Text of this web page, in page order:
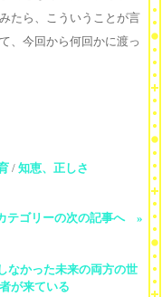
たら、こういうことが言
、今回から何回かに渡っ
/ 知恵、正しさ
テゴリーの次の記事へ »
なかった未来の両方の世
が来ている